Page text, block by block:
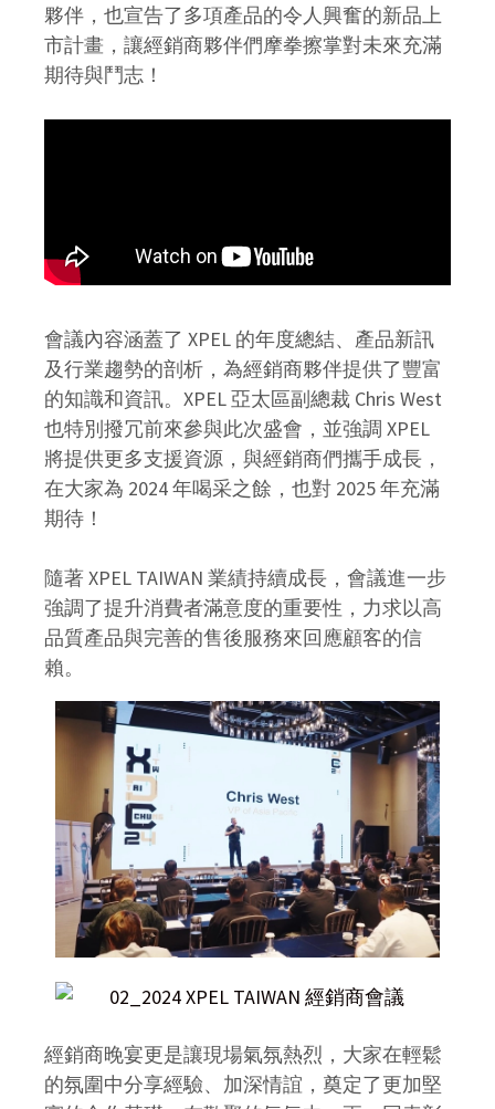
夥伴，也宣告了多項產品的令人興奮的新品上
市計畫，讓經銷商夥伴們摩拳擦掌對未來充滿
期待與鬥志！
會議內容涵蓋了 XPEL 的年度總結、產品新訊
及行業趨勢的剖析，為經銷商夥伴提供了豐富
的知識和資訊。XPEL 亞太區副總裁 Chris West
也特別撥冗前來參與此次盛會，並強調 XPEL
將提供更多支援資源，與經銷商們攜手成長，
在大家為 2024 年喝采之餘，也對 2025 年充滿
期待！
隨著 XPEL TAIWAN 業績持續成長，會議進一步
強調了提升消費者滿意度的重要性，力求以高
品質產品與完善的售後服務來回應顧客的信
賴。
經銷商晚宴更是讓現場氣氛熱烈，大家在輕鬆
的氛圍中分享經驗、加深情誼，奠定了更加堅